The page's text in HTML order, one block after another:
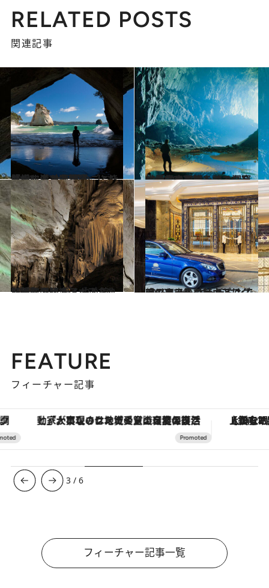
RELATED POSTS
関連記事
2014.10.29
『ナルニア国物語』にも登場する 大聖堂のごとき威厳に満ちた洞窟
旅＆お出かけ 2014.9.27
世界最大規模を誇る洞窟には 300万匹ものコウモリが生息する
旅＆お出かけ
2015.4.7
派手にライトアップされた鍾乳洞は ひんやり涼しい人気の観光スポット
旅＆お出かけ 2015.5.26
アジアで最もヒップでグラマラス！ ホーチミンで噂のホテルの魅力とは
旅＆お出かけ
FEATURE
フィーチャー記事
「大事なのは地域の意識を変えること」。ロレックス賞受賞の自然保護活動家が実現させたナイジェリアの自然環境の復活 【銀座で出合う最旬美容】美髪ケアや
3 /6
フィーチャー記事一覧